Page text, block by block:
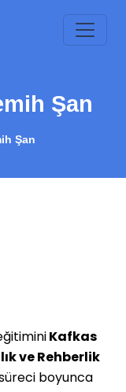
Şan
Şan
Kafkas
ve Rehberlik
boyunca